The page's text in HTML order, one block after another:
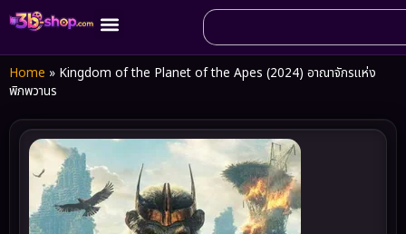
Home » Kingdom of the Planet of the Apes (2024) อาณาจักรแห่ง
พิภพวานร